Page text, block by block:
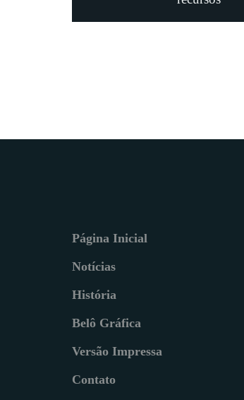
Página Inicial
Notícias
História
Belô Gráfica
Versão Impressa
Contato